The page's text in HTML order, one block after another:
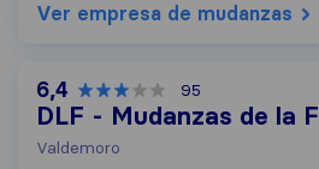
Ver empresa de mudanzas
6,4 95
DLF - Mudanzas de la
Valdemoro